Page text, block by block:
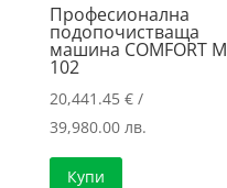
Професионална
подопочистваща
машина COMFORT M
102
20,441.45 €/
39,980.00 лв.
Купи